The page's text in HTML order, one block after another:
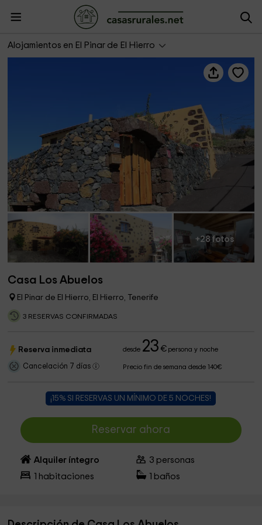
Alojamientos en El Pinar de El Hierro
+28 fotos
Casa Los Abuelos
El Pinar de El Hierro, El Hierro, Tenerife
3 RESERVAS CONFIRMADAS
Reserva inmediata desde 23 €persona y noche
Cancelación 7 días Precio fin de semana desde 140€
¡15% SI RESERVAS UN MÍNIMO DE 5 NOCHES!
Reservar ahora
Alquiler íntegro 3 personas
habitaciones baños